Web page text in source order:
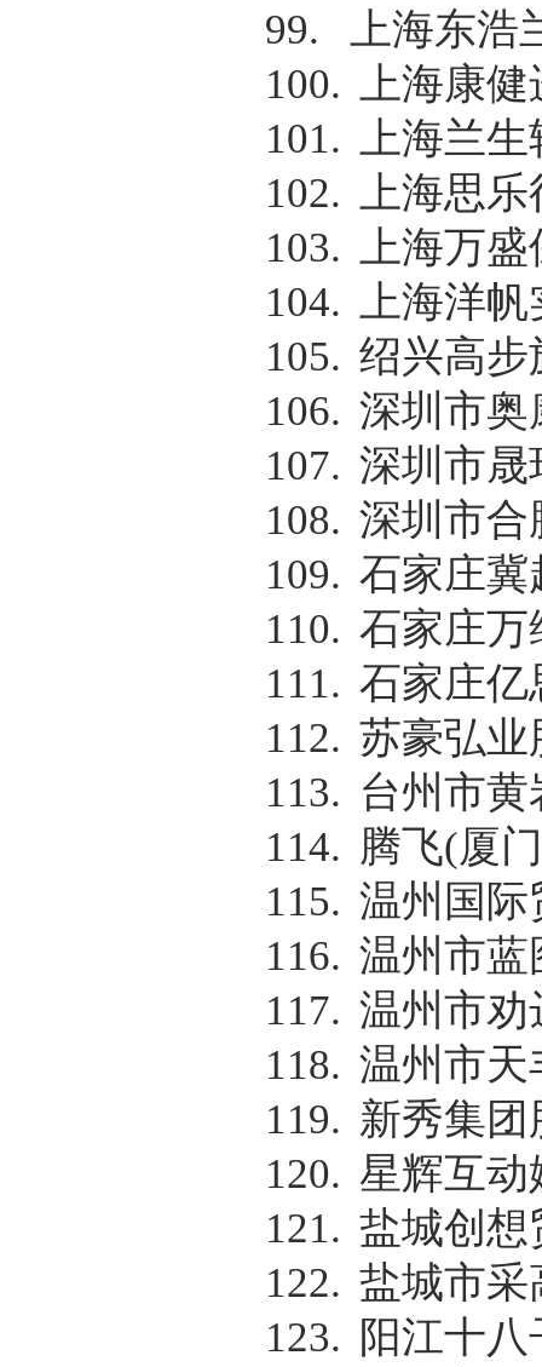
99.
上海东浩
100. 上海康健
101. 上海兰生
102. 上海思乐
103. 上海万盛
104. 上海洋帆
105. 绍兴高步
106. 深圳市奥
107. 深圳市晟
108. 深圳市合
109. 石家庄冀
110. 石家庄万
111. 石家庄亿
112. 苏豪弘业
113. 台州市
114. 腾飞(厦门
115. 温州国际
116. 温州市蓝
117. 温州市劝
118. 温州市天
119. 新秀集
120. 星辉互动
121. 盐城创想
122. 盐城市采
123. 阳江十